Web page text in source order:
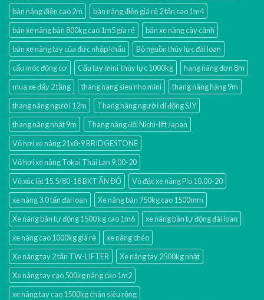
bàn nâng điện cao 2m
bàn nâng điện giá rẻ 2 tấn cao 1m4
bán xe nâng bàn 800kg cao 1m5 gía rẻ
bán xe nâng cây cảnh
bán xe nâng tay của đức nhập khẩu
Bộ nguồn thủy lực đài loan
cẩu móc động cơ
Cẩu tay mini thủy lực 1000kg
hang nâng đơn 8m
mua xe đẩy 2 tầng
thang nang sieu nho mini
thang nâng hàng 9m
thang nâng người 12m
Thang nâng người di động SJY
thang nâng nhật 9m
Thang nâng đôi Nichi-lift Japan
Vỏ hơi xe nâng 21x8-9 BRIDGESTONE
Vỏ hơi xe nâng Tokai Thái Lan 9.00-20
Vỏ xúc lật 15.5/80-18 BKT ẤN ĐỘ
Vỏ đặc xe nâng Pio 10.00-20
xe nâng 3.0 tấn đài loan
Xe nâng bàn 750kg cao 1500mm
Xe nâng bán tự động 1500 kg cao 1m6
xe nâng bán tự động đài loan
xe nâng cao 1000kg giá rẻ
xe nâng chéo
Xe nâng tay 2 tấn TW-LIFTER
Xe nâng tay 2500kg nhật
Xe nâng tay cao 500kg nâng cao 1m2
xe nâng tay cao 1500kg chân siêu rộng